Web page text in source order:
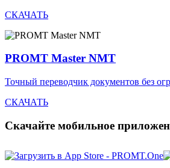
СКАЧАТЬ
PROMT Master NMT
Точный переводчик документов без
СКАЧАТЬ
Скачайте мобильное